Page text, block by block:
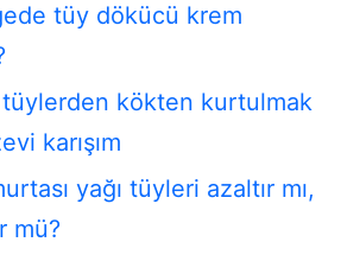
tüy dökücü krem
kökten kurtulmak
karışım
yağı tüyleri azaltır mı,
mü?